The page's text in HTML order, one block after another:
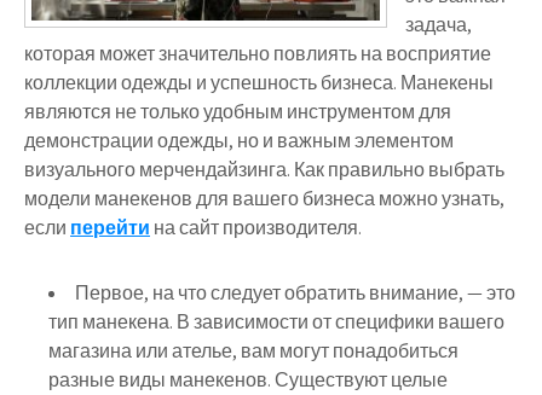
задача,
которая может значительно повлиять на восприятие
коллекции одежды и успешность бизнеса. Манекены
являются не только удобным инструментом для
демонстрации одежды, но и важным элементом
визуального мерчендайзинга. Как правильно выбрать
модели манекенов для вашего бизнеса можно узнать,
если перейти на сайт производителя.
Первое, на что следует обратить внимание, — это
тип манекена. В зависимости от специфики вашего
магазина или ателье, вам могут понадобиться
разные виды манекенов. Существуют целые